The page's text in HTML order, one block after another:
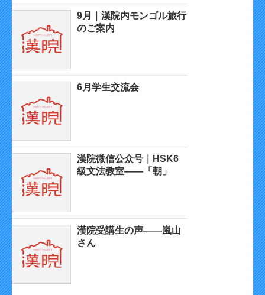
9月｜漢院内モンゴル旅行
のご案内
6月学生交流会
漢院微信公众号｜HSK6
級文法教室——「朝」
漢院受講生の声——嵐山
さん